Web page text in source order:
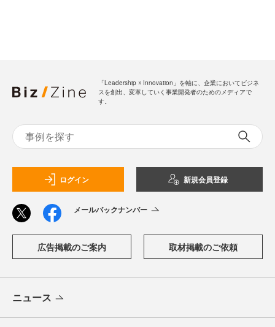
「Leadership ☓ Innovation」を軸に、企業においてビジネ
スを創出、変革していく事業開発者のためのメディアで
す。
ログイン 新規会員登録
メールバックナンバー
広告掲載のご案内 取材掲載のご依頼
ニュース